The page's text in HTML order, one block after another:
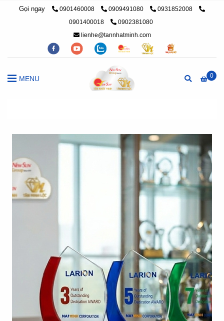
Gọi ngay 0901460008 0909491080
0931852008
0901400018
0902381080
lienhe@tannhatminh.com
0
MENU